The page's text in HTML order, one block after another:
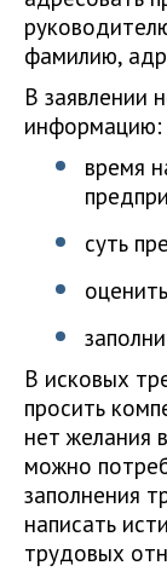
фамилию,
В заявлении
информацию:
время
суть
В исковых
просить
нет желания
можно
заполнения
написать
трудовых